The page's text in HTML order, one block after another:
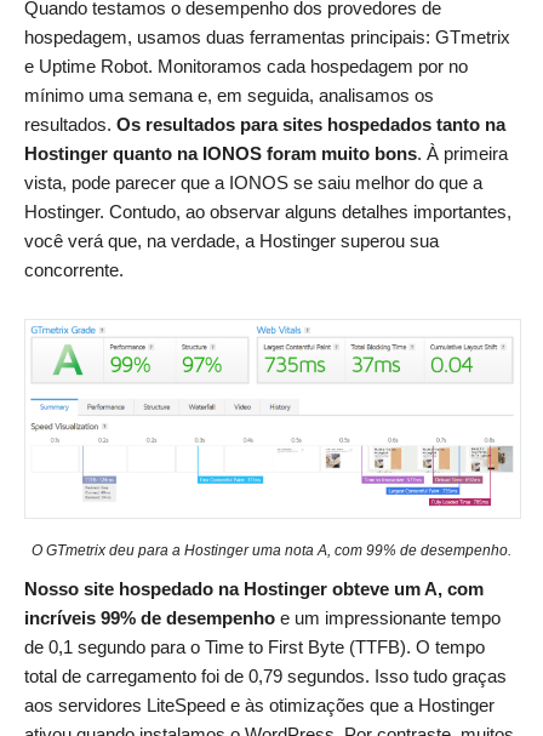
Quando testamos o desempenho dos provedores de
hospedagem, usamos duas ferramentas principais: GTmetrix
e Uptime Robot. Monitoramos cada hospedagem por no
mínimo uma semana e, em seguida, analisamos os
resultados. Os resultados para sites hospedados tanto na
Hostinger quanto na IONOS foram muito bons. À primeira
vista, pode parecer que a IONOS se saiu melhor do que a
Hostinger. Contudo, ao observar alguns detalhes importantes,
você verá que, na verdade, a Hostinger superou sua
concorrente.
O GTmetrix deu para a Hostinger uma nota A, com 99% de desempenho.
Nosso site hospedado na Hostinger obteve um A, com
incríveis 99% de desempenho e um impressionante tempo
de 0,1 segundo para o Time to First Byte (TTFB). O tempo
total de carregamento foi de 0,79 segundos. Isso tudo graças
aos servidores LiteSpeed e às otimizações que a Hostinger